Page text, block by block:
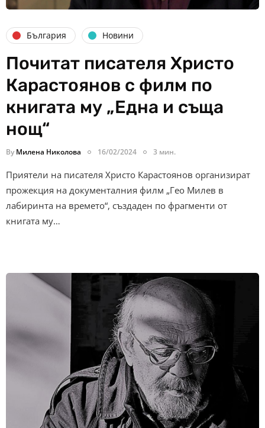
България Новини
Почитат писателя Христо
Карастоянов с филм по
книгата му „Една и съща
нощ“
By Милена Николова 16/02/2024 3 мин.
Приятели на писателя Христо Карастоянов организират
прожекция на документалния филм „Гео Милев в
лабиринта на времето“, създаден по фрагменти от
книгата му…